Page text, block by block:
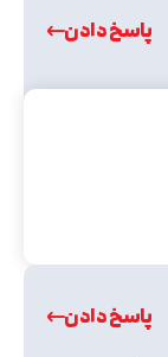
پاسخ دادن
هست؟
پاسخ دادن